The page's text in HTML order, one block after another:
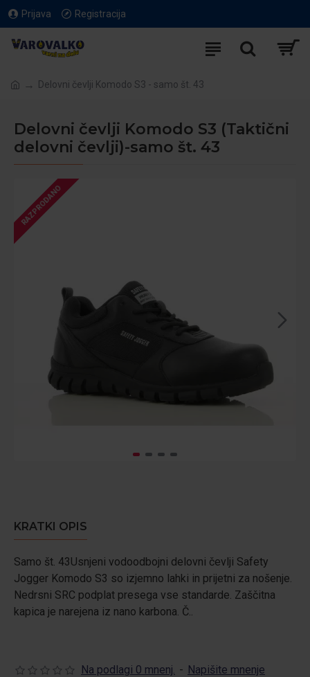
Prijava Registracija
Delovni čevlji Komodo S3 - samo št. 43
Delovni čevlji Komodo S3 (Taktični
delovni čevlji)-samo št. 43
RAZPRODANO
KRATKI OPIS
Samo št. 43Usnjeni vodoodbojni delovni čevlji Safety
Jogger Komodo S3 so izjemno lahki in prijetni za nošenje.
Nedrsni SRC podplat presega vse standarde. Zaščitna
kapica je narejena iz nano karbona. Č..
Na podlagi 0 mnenj. - Napišite mnenje